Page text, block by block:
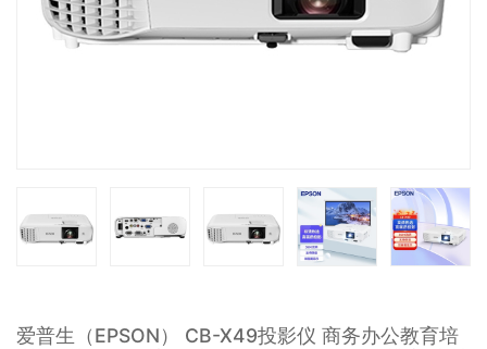
爱普生（EPSON） CB-X49投影仪 商务办公教育培